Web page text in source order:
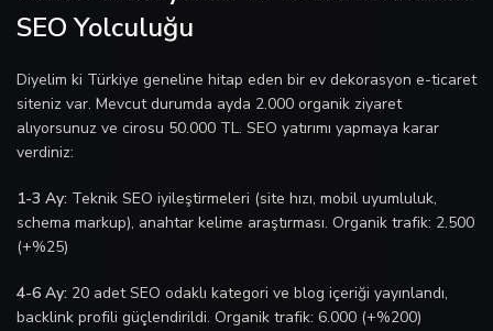
SEO Yolculuğu
Diyelim ki Türkiye geneline hitap eden bir ev dekorasyon e-ticaret
siteniz var. Mevcut durumda ayda 2.000 organik ziyaret
alıyorsunuz ve cirosu 50.000 TL. SEO yatırımı yapmaya karar
verdiniz:
1-3 Ay: Teknik SEO iyileştirmeleri (site hızı, mobil uyumluluk,
schema markup), anahtar kelime araştırması. Organik trafik: 2.500
(+%25)
4-6 Ay: 20 adet SEO odaklı kategori ve blog içeriği yayınlandı,
backlink profili güçlendirildi. Organik trafik: 6.000 (+%200)